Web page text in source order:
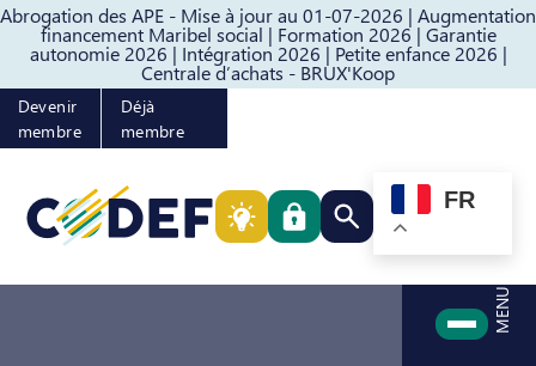
Abrogation des APE - Mise à jour au 01-07-2026 | Augmentation
financement Maribel social | Formation 2026 | Garantie
autonomie 2026 | Intégration 2026 | Petite enfance 2026 |
Centrale d’achats - BRUX'Koop
Passer au contenuPasser au pied de page
Devenir
membre
Déjà
membre
Rechercher quelque
FR
MENU